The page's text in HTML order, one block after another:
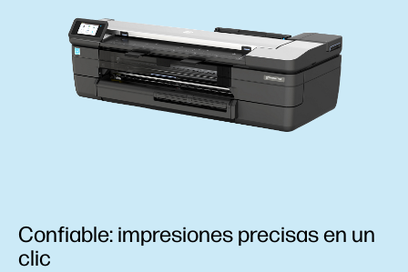
Confiable: impresiones precisas en un
clic